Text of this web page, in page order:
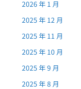
2026 年 1 月
2025 年 12 月
2025 年 11 月
2025 年 10 月
2025 年 9 月
2025 年 8 月